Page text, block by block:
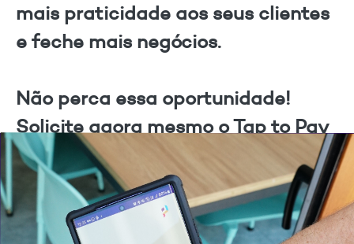
mais praticidade aos seus clientes
e feche mais negócios.
Não perca essa oportunidade!
Solicite agora mesmo o Tap to Pay
e transforme seu negócio.